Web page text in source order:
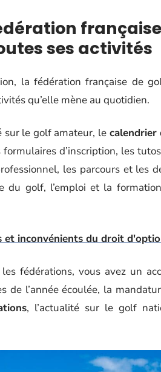
ses activités
la fédération française de
qu’elle mène au quotidien.
sur le golf amateur, le calendrier
d’inscription, les
les parcours et les
du golf, l’emploi et la
et inconvénients du droit
fédérations, vous avez un
de l’année écoulée, la
, l’actualité sur le golf